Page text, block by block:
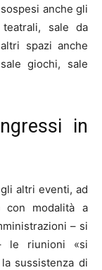
anche gli
sale da
spazi anche
giochi, sale
in
altri eventi, ad
modalità a
– si
le riunioni «si
sussistenza di